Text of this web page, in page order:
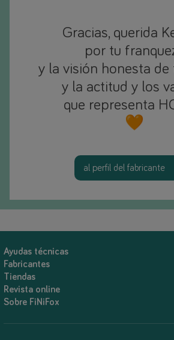
Gracias, querida
por tu
y la visión honesta de
y la actitud y los
que representa
🧡
al perfil del fabricante
Ayudas técnicas
Fabricantes
Tiendas
Revista online
Sobre FiNiFox